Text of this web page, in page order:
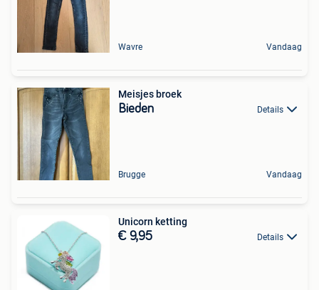
Wavre Vandaag
Meisjes broek
Bieden Details
Brugge Vandaag
Unicorn ketting
€ 9,95 Details